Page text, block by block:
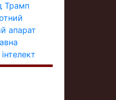
Трамп
апарат